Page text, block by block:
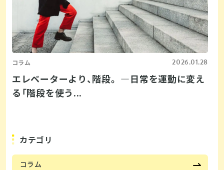
コラム 2026.01.28
エレベーターより、階段。 ―日常を運動に変え
る「階段を使う...
カテゴリ
コラム